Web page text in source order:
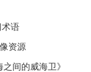
语
资源
间的威海卫》